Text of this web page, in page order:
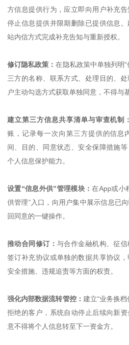
方信息提供行为，应立即向用户补充告
停止信息提供并限期删除已提供信息
站内信方式完成补充告知与重新授权。
修订隐私政策：在隐私政策中单独列明
三方的名称、联系方式、处理目的、
户主动勾选方式获取单独同意，不得与
建立第三方信息共享清单与审查机制
账，记录每一次向第三方提供的信息
间、目的、同意状态、安全保障措施
个人信息保护能力。
设置“信息外供”管理模块：在App或小
供管理”入口，向用户集中展示信息已
回同意的一键操作。
推动合同修订： 与合作金融机构、征
签订补充协议或单独的数据共享协议，
安全措施、违规追责等方面的权责。
强化内部数据流转管控： 建立“业务换
拒绝的客户，系统自动停止后续向新
意不得将个人信息转至下一资金方。